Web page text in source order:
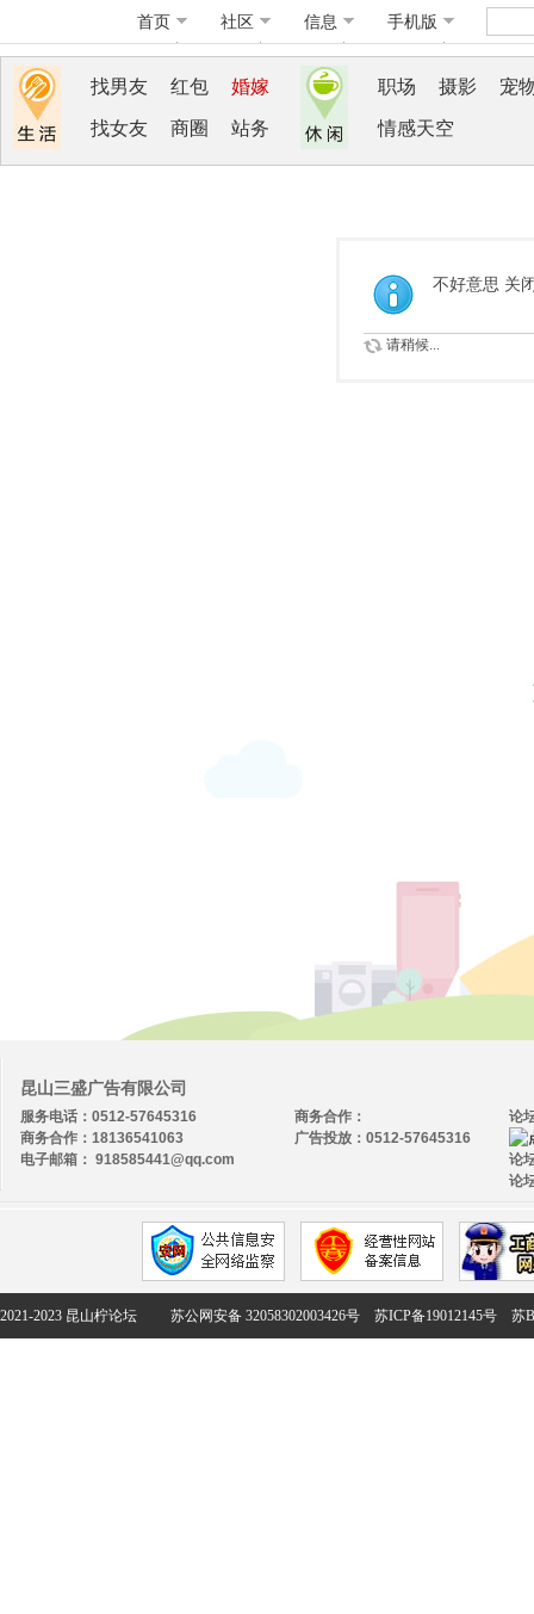
首页 社区 信息 手机版
找男友 红包 婚嫁
找女友 商圈 站务
职场 摄影 宠
情感天空
不好意思 关
请稍候...
昆山三盛广告有限公司
服务电话：0512-57645316
商务合作：18136541063
电子邮箱： 918585441@qq.com
论
论
论
商务合作：
广告投放：0512-57645316
2021-2023 昆山柠论坛 苏公网安备 32058302003426号 苏ICP备19012145号 苏